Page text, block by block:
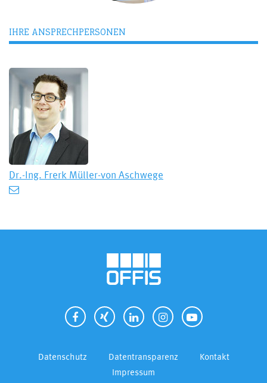
IHRE ANSPRECHPERSONEN
Dr.-Ing. Frerk Müller-von Aschwege
Datenschutz Datentransparenz
Kontakt
Impressum